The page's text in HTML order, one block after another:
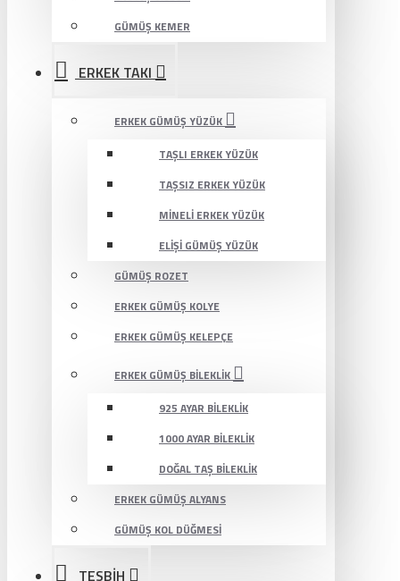
GÜMÜŞ KEMER
ERKEK TAKI
ERKEK GÜMÜŞ YÜZÜK
TAŞLI ERKEK YÜZÜK
TAŞSIZ ERKEK YÜZÜK
MINELI ERKEK YÜZÜK
ELIŞI GÜMÜŞ YÜZÜK
GÜMÜŞ ROZET
ERKEK GÜMÜŞ KOLYE
ERKEK GÜMÜŞ KELEPÇE
ERKEK GÜMÜŞ BILEKLIK
925 AYAR BILEKLIK
1000 AYAR BILEKLIK
DOĞAL TAŞ BILEKLIK
ERKEK GÜMÜŞ ALYANS
GÜMÜŞ KOL DÜĞMESI
TESBİH